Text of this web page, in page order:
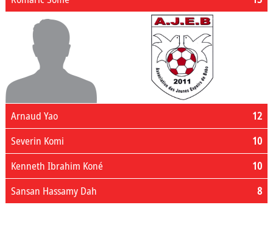
12
Arnaud Yao
10
Severin Komi
10
Kenneth Ibrahim Koné
8
Sansan Hassamy Dah